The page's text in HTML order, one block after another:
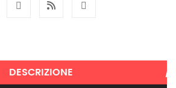
DESCRIZIONE